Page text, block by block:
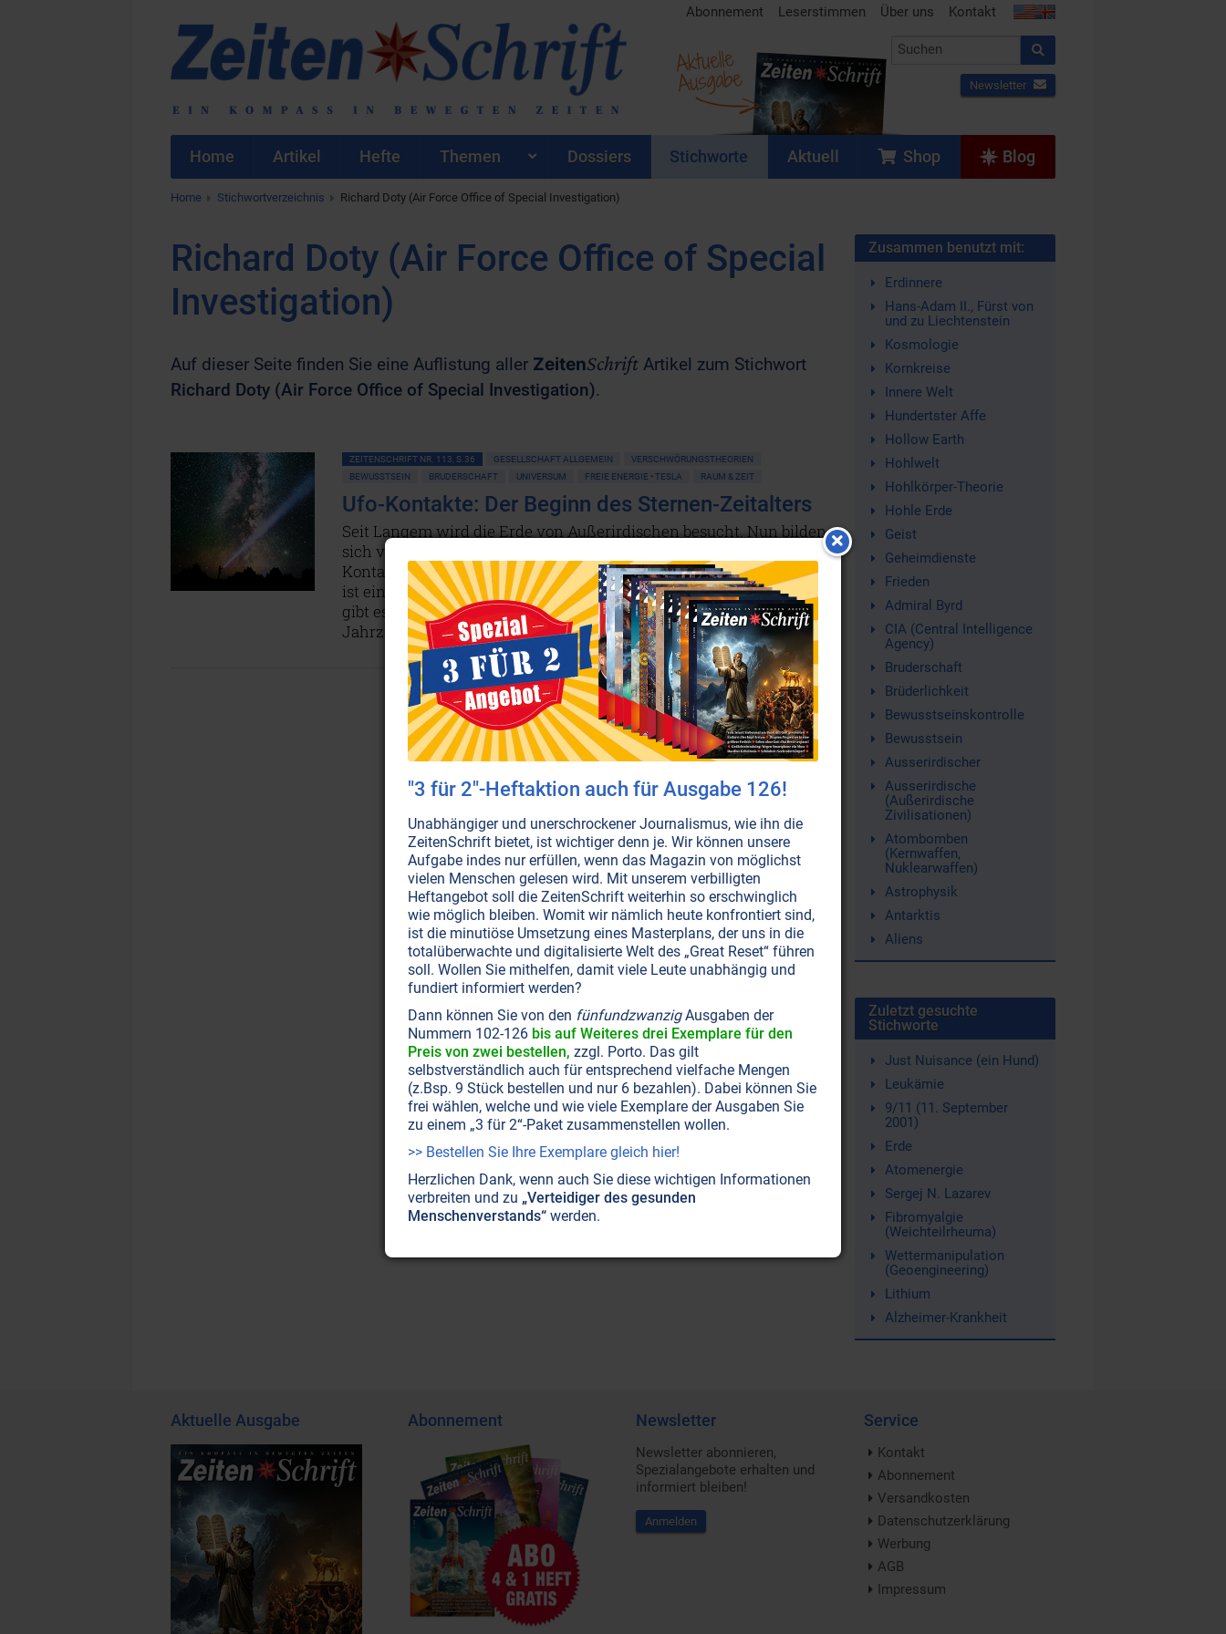
Abonnement Leserstimmen Über uns Kontakt
Newsletter
Aktuelle
Ausgabe
Home Artikel Hefte Themen Dossiers Stichworte Aktuell Shop Blog
Home Stichwortverzeichnis Richard Doty (Air Force Office of Special Investigation)
Richard Doty (Air Force Office of Special
Investigation)
Auf dieser Seite finden Sie eine Auflistung aller ZeitenSchrift Artikel zum Stichwort
Richard Doty (Air Force Office of Special Investigation).
ZEITENSCHRIFT NR. 113, S.36 GESELLSCHAFT ALLGEMEIN
VERSCHWÖRUNGSTHEORIEN
BEWUSSTSEIN
BRUDERSCHAFT UNIVERSUM FREIE ENERGIE • TESLA RAUM & ZEIT
Ufo-Kontakte: Der Beginn des Sternen-Zeitalters
Seit Langem wird die Erde von Außerirdischen besucht. Nun bilden
sich vielerorts Gruppen von Menschen, die in der Meditation
Kontakt mit Ufos aufnehmen und zu uns einladen. Was sie erleben,
ist eine Botschaft der Hoffnung. Doch beim Geheimnis um die Ufos
gibt es eine globale Verschwörung, die das Establishment seit
Jahrzehnten aufrechterhält.Weiterlesen...
Zusammen benutzt mit:
Erdinnere
Hans-Adam II., Fürst von
und zu Liechtenstein
Kosmologie
Kornkreise
Innere Welt
Hundertster Affe
Hollow Earth
Hohlwelt
Hohlkörper-Theorie
Hohle Erde
Geist
Geheimdienste
Frieden
Admiral Byrd
CIA (Central Intelligence
Agency)
Bruderschaft
Brüderlichkeit
Bewusstseinskontrolle
Bewusstsein
Ausserirdischer
Ausserirdische
(Außerirdische
Zivilisationen)
Atombomben
(Kernwaffen,
Nuklearwaffen)
Astrophysik
Antarktis
Aliens
Zuletzt gesuchte
Stichworte
Just Nuisance (ein Hund)
Leukämie
9/11 (11. September
2001)
Erde
Atomenergie
Sergej N. Lazarev
Fibromyalgie
(Weichteilrheuma)
Wettermanipulation
(Geoengineering)
Lithium
Alzheimer-Krankheit
Aktuelle Ausgabe Abonnement Newsletter
Newsletter abonnieren,
Spezialangebote erhalten und
informiert bleiben!
Anmelden
Service
Kontakt
Abonnement
Versandkosten
Datenschutzerklärung
Werbung
AGB
Impressum
"3 für 2"-Heftaktion auch für Ausgabe 126!
Unabhängiger und unerschrockener Journalismus, wie ihn die
ZeitenSchrift bietet, ist wichtiger denn je. Wir können unsere
Aufgabe indes nur erfüllen, wenn das Magazin von möglichst
vielen Menschen gelesen wird. Mit unserem verbilligten
Heftangebot soll die ZeitenSchrift weiterhin so erschwinglich
wie möglich bleiben. Womit wir nämlich heute konfrontiert sind,
ist die minutiöse Umsetzung eines Masterplans, der uns in die
totalüberwachte und digitalisierte Welt des „Great Reset“ führen
soll. Wollen Sie mithelfen, damit viele Leute unabhängig und
fundiert informiert werden?
Dann können Sie von den fünfundzwanzigAusgaben der
Nummern 102-126 bis auf Weiteres drei Exemplare für den
Preis von zwei bestellen, zzgl. Porto. Das gilt
selbstverständlich auch für entsprechend vielfache Mengen
(z.Bsp. 9 Stück bestellen und nur 6 bezahlen). Dabei können Sie
frei wählen, welche und wie viele Exemplare der Ausgaben Sie
zu einem „3 für 2“-Paket zusammenstellen wollen.
>> Bestellen Sie Ihre Exemplare gleich hier!
Herzlichen Dank, wenn auch Sie diese wichtigen Informationen
verbreiten und zu „Verteidiger des gesunden
Menschenverstands“werden.